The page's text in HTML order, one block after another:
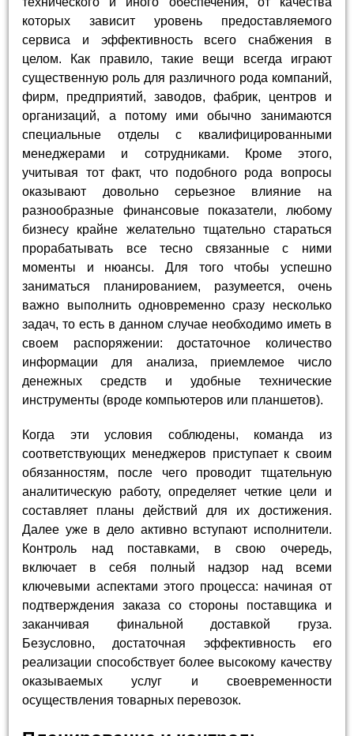
которых зависит уровень предоставляемого
сервиса и эффективность всего снабжения в
целом. Как правило, такие вещи всегда играют
существенную роль для различного рода компаний,
фирм, предприятий, заводов, фабрик, центров и
организаций, а потому ими обычно занимаются
специальные отделы с квалифицированными
менеджерами и сотрудниками. Кроме этого,
учитывая тот факт, что подобного рода вопросы
оказывают довольно серьезное влияние на
разнообразные финансовые показатели, любому
бизнесу крайне желательно тщательно стараться
прорабатывать все тесно связанные с ними
моменты и нюансы. Для того чтобы успешно
заниматься планированием, разумеется, очень
важно выполнить одновременно сразу несколько
задач, то есть в данном случае необходимо иметь в
своем распоряжении: достаточное количество
информации для анализа, приемлемое число
денежных средств и удобные технические
инструменты (вроде компьютеров или планшетов).
Когда эти условия соблюдены, команда из
соответствующих менеджеров приступает к своим
обязанностям, после чего проводит тщательную
аналитическую работу, определяет четкие цели и
составляет планы действий для их достижения.
Далее уже в дело активно вступают исполнители.
Контроль над поставками, в свою очередь,
включает в себя полный надзор над всеми
ключевыми аспектами этого процесса: начиная от
подтверждения заказа со стороны поставщика и
заканчивая финальной доставкой груза.
Безусловно, достаточная эффективность его
реализации способствует более высокому качеству
оказываемых услуг и своевременности
осуществления товарных перевозок.